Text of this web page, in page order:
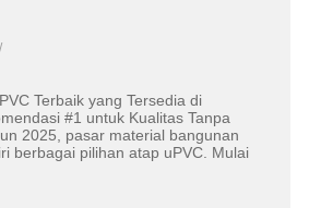
/
Terbaik yang Tersedia di
#1 untuk Kualitas Tanpa
2025, pasar material bangunan
berbagai pilihan atap uPVC. Mulai